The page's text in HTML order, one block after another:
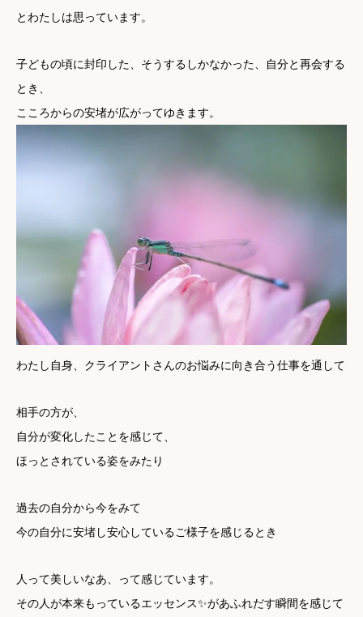
とわたしは思っています。
子どもの頃に封印した、そうするしかなかった、自分と再会する
とき、
こころからの安堵が広がってゆきます。
わたし自身、クライアントさんのお悩みに向き合う仕事を通して
相手の方が、
自分が変化したことを感じて、
ほっとされている姿をみたり
過去の自分から今をみて
今の自分に安堵し安心しているご様子を感じるとき
人って美しいなあ、って感じています。
その人が本来もっているエッセンス✨があふれだす瞬間を感じて